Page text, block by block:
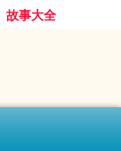
故事大全